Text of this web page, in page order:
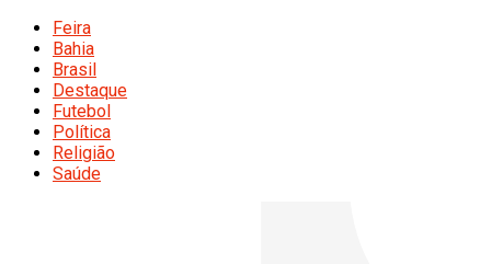
Feira
Bahia
Brasil
Destaque
Futebol
Política
Religião
Saúde